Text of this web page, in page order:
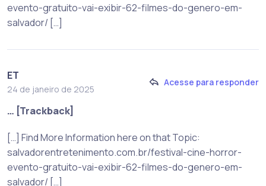
evento-gratuito-vai-exibir-62-filmes-do-genero-em-
salvador/ […]
ET
24 de janeiro de 2025
Acesse para responder
… [Trackback]
[…] Find More Information here on that Topic:
salvadorentretenimento.com.br/festival-cine-horror-
evento-gratuito-vai-exibir-62-filmes-do-genero-em-
salvador/ […]